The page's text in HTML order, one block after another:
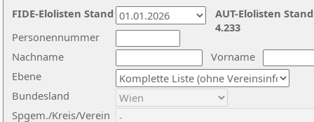
Nachname
Vorname
Ebene
Personennummer
Bundesland
Spgem./Kreis/Verein
AUT-Elolisten
4.233
FIDE-Elolisten Stand